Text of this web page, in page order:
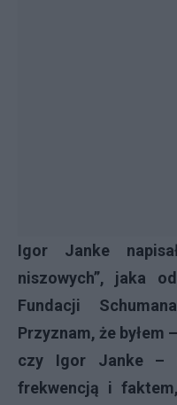
Igor Janke
niszowych”, jaka
Fundacji Schumana
Przyznam, że byłem
czy Igor Janke –
frekwencją i